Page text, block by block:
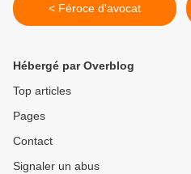
< Féroce d'avocat
Hébergé par Overblog
Top articles
Pages
Contact
Signaler un abus